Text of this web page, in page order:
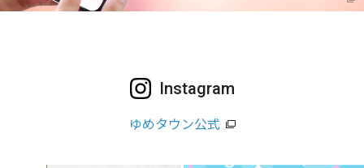
Instagram
ゆめタウン公式